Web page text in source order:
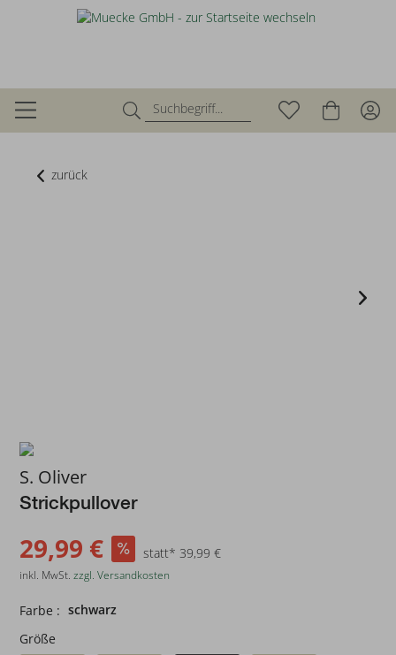
zurück
S. Oliver
Strickpullover
29,99 € statt* 39,99 €
inkl. MwSt.zzgl. Versandkosten
Farbe : schwarz
Größe